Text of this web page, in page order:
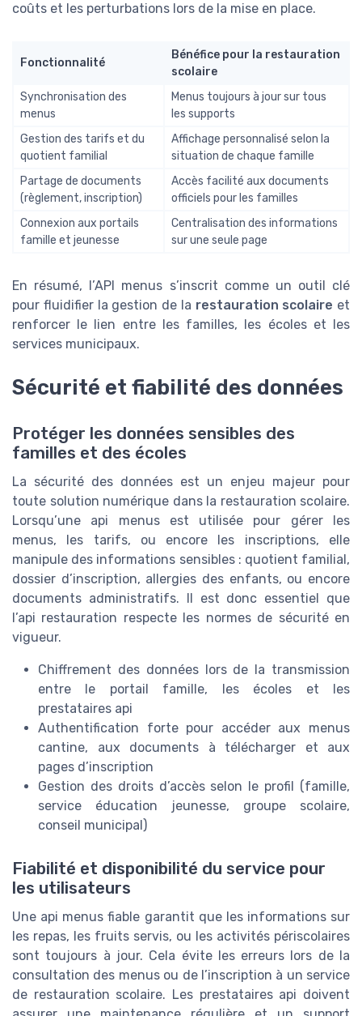
coûts et les perturbations lors de la mise en place.
Fonctionnalité
Bénéfice pour la restauration
scolaire
Synchronisation des
menus
Menus toujours à jour sur tous
les supports
Gestion des tarifs et du
quotient familial
Affichage personnalisé selon la
situation de chaque famille
Partage de documents
(règlement, inscription)
Accès facilité aux documents
officiels pour les familles
Connexion aux portails
famille et jeunesse
Centralisation des informations
sur une seule page
En résumé, l’API menus s’inscrit comme un outil clé
pour fluidifier la gestion de la restauration scolaire et
renforcer le lien entre les familles, les écoles et les
services municipaux.
Sécurité et fiabilité des données
Protéger les données sensibles des
familles et des écoles
La sécurité des données est un enjeu majeur pour
toute solution numérique dans la restauration scolaire.
Lorsqu’une api menus est utilisée pour gérer les
menus, les tarifs, ou encore les inscriptions, elle
manipule des informations sensibles : quotient familial,
dossier d’inscription, allergies des enfants, ou encore
documents administratifs. Il est donc essentiel que
l’api restauration respecte les normes de sécurité en
vigueur.
Chiffrement des données lors de la transmission
entre le portail famille, les écoles et les
prestataires api
Authentification forte pour accéder aux menus
cantine, aux documents à télécharger et aux
pages d’inscription
Gestion des droits d’accès selon le profil (famille,
service éducation jeunesse, groupe scolaire,
conseil municipal)
Fiabilité et disponibilité du service pour
les utilisateurs
Une api menus fiable garantit que les informations sur
les repas, les fruits servis, ou les activités périscolaires
sont toujours à jour. Cela évite les erreurs lors de la
consultation des menus ou de l’inscription à un service
de restauration scolaire. Les prestataires api doivent